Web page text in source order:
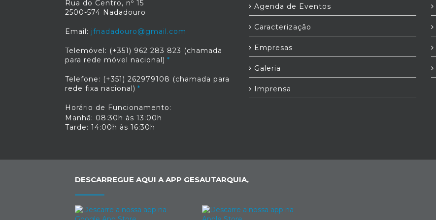
Rua do Centro, nº 15
2500-574 Nadadouro
Email: jfnadadouro@gmail.com
Telemóvel: (+351) 962 283 823 (chamada
para rede móvel nacional)
Telefone: (+351) 262979108 (chamada para
rede fixa nacional)
Horário de Funcionamento:
Manhã: 08:30h às 13:00h
Tarde: 14:00h às 16:30h
Agenda de Eventos
Caracterização
Empresas
Galeria
Imprensa
DESCARREGUE AQUI A APP GESAUTARQUIA,